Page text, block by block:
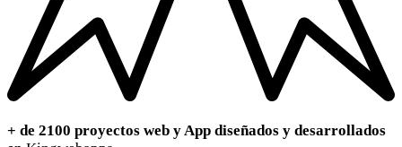
+ de 2100 proyectos web y App diseñados y desarrollados